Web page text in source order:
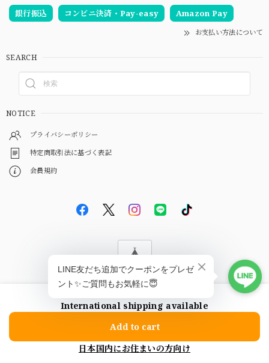
銀行振込 コンビニ決済・Pay-easy Amazon Pay
お支払い方法について
SEARCH
NOTICE
プライバシーポリシー
特定商取引法に基づく表記
会員規約
© EBiS GEM
International shipping available
Add to cart
日本国内にお住まいの方向け
ショップに質問する